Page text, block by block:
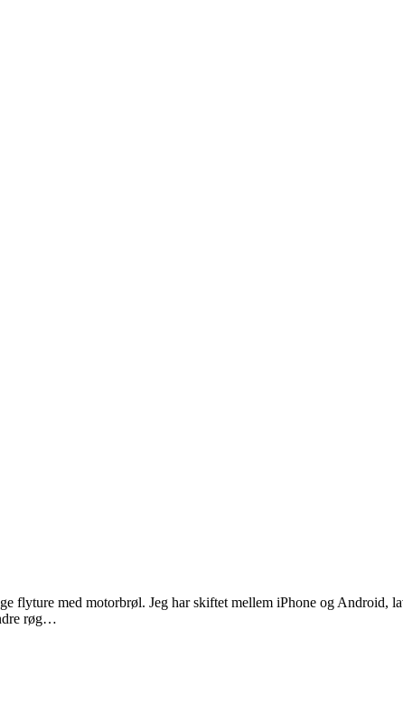
flyture med motorbrøl. Jeg har skiftet mellem iPhone og Android,
røg…